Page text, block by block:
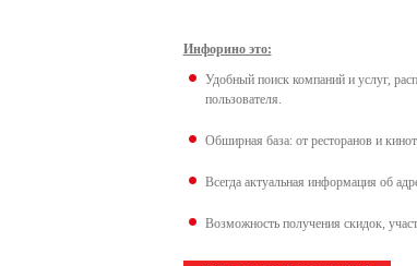
Инфорино это:
Удобный поиск компаний и услуг,
пользователя.
Обширная база: от ресторанов и
Всегда актуальная информация об
Возможность получения скидок,